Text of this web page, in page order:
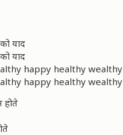
याद
याद
happy healthy wealthy
happy healthy wealthy
होते